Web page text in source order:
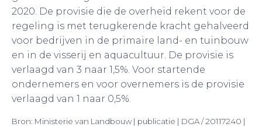
2020. De provisie die de overheid rekent voor de
regeling is met terugkerende kracht gehalveerd
voor bedrijven in de primaire land- en tuinbouw
en in de visserij en aquacultuur. De provisie is
verlaagd van 3 naar 1,5%. Voor startende
ondernemers en voor overnemers is de provisie
verlaagd van 1 naar 0,5%.
Bron: Ministerie van Landbouw | publicatie | DGA / 20117240 |